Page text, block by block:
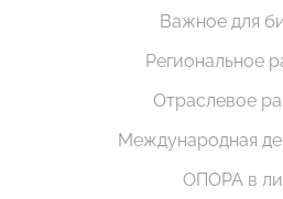
Важное для
Региональное
Отраслевое
Международная
ОПОРА в